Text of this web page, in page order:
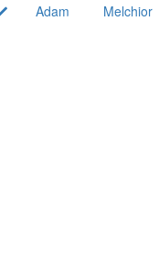
Adam Melchior